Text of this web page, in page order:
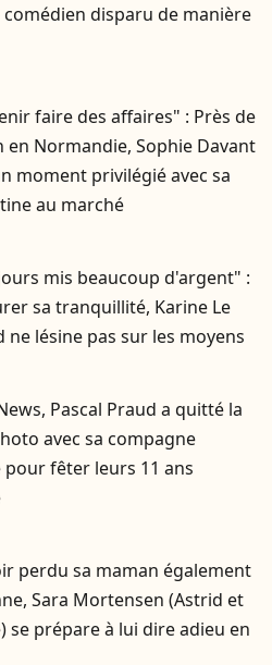
disparu de manière
faire des affaires" : Près de
en Normandie, Sophie Davant
moment privilégié avec sa
au marché
mis beaucoup d'argent" :
sa tranquillité, Karine Le
ne lésine pas sur les moyens
Pascal Praud a quitté la
avec sa compagne
pour fêter leurs 11 ans
perdu sa maman également
Sara Mortensen (Astrid et
se prépare à lui dire adieu en